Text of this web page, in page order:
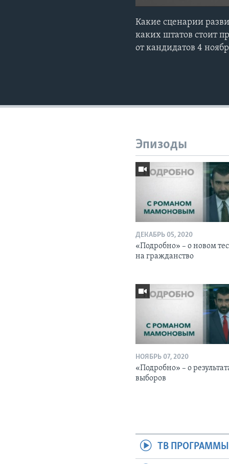
Какие сценарии
каких штатов стоит
от кандидатов 4
Эпизоды
ДЕКАБРЬ 05, 2020
«Подробно» – о новом
на гражданство
НОЯБРЬ 07, 2020
«Подробно» – о
выборов
ТВ ПРОГРАММЫ